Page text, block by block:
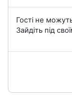
Гості не
Зайдіть під